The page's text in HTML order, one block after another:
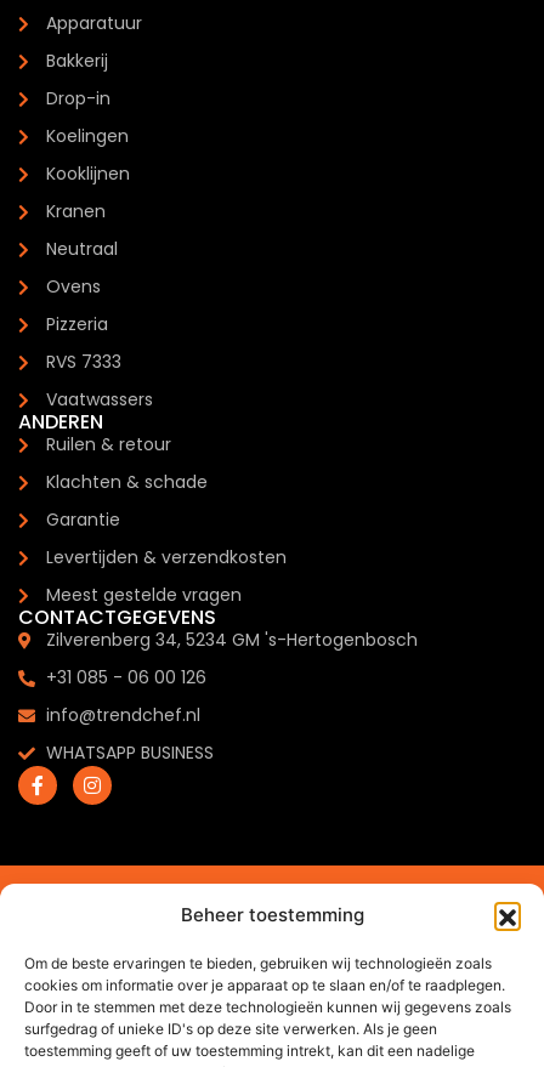
Beheer toestemming
Om de beste ervaringen te bieden, gebruiken wij technologieën zoals
cookies om informatie over je apparaat op te slaan en/of te raadplegen.
Door in te stemmen met deze technologieën kunnen wij gegevens zoals
surfgedrag of unieke ID's op deze site verwerken. Als je geen
toestemming geeft of uw toestemming intrekt, kan dit een nadelige
Apparatuur
Bakkerij
Drop-in
Koelingen
Kooklijnen
Kranen
Neutraal
Ovens
Pizzeria
RVS 7333
Vaatwassers
ANDEREN
Ruilen & retour
Klachten & schade
Garantie
Levertijden & verzendkosten
Meest gestelde vragen
CONTACTGEGEVENS
Zilverenberg 34, 5234 GM 's-Hertogenbosch
+31 085 - 06 00 126
info@trendchef.nl
WHATSAPP BUSINESS
Website gemaakt doorArkdesign.nl